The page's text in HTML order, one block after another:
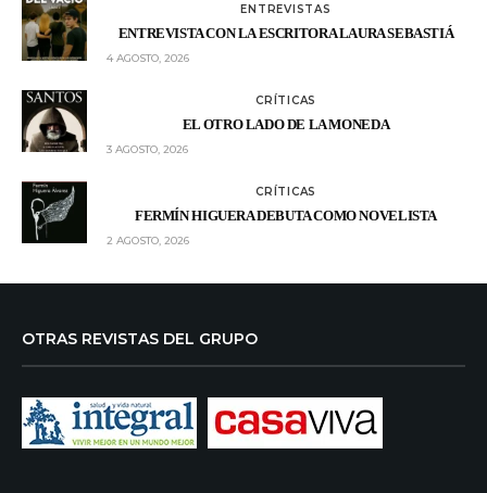
ENTREVISTAS
ENTREVISTA CON LA ESCRITORA LAURA SEBASTIÁ
4 AGOSTO, 2026
CRÍTICAS
EL OTRO LADO DE LA MONEDA
3 AGOSTO, 2026
CRÍTICAS
FERMÍN HIGUERA DEBUTA COMO NOVELISTA
2 AGOSTO, 2026
OTRAS REVISTAS DEL GRUPO